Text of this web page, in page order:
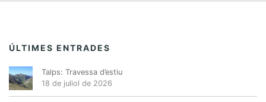
ÚLTIMES ENTRADES
Talps: Travessa d’estiu
18 de juliol de 2026